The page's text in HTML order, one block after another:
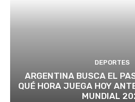
DEPORTES
ARGENTINA BUSCA EL
QUÉ HORA JUEGA HOY
MUNDIAL